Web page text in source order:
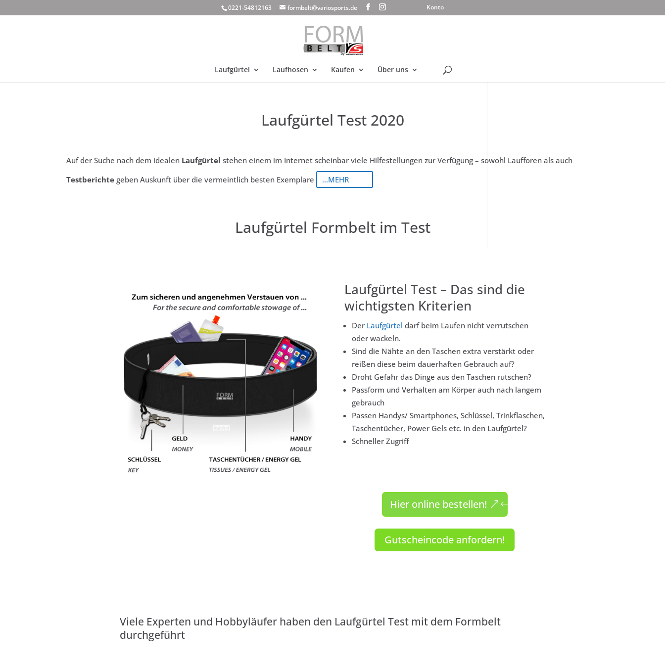
0221-54812163 formbelt@variosports.de Konto
Laufgürtel Laufhosen Kaufen Über uns
Laufgürtel Test 2020
Auf der Suche nach dem idealen Laufgürtel stehen einem im Internet scheinbar viele Hilfestellungen zur Verfügung – sowohl Laufforen als auch
Testberichte geben Auskunft über die vermeintlich besten Exemplare ...MEHR
Laufgürtel Formbelt im Test
Laufgürtel Test – Das sind die
wichtigsten Kriterien
Der Laufgürtel darf beim Laufen nicht verrutschen
oder wackeln.
Sind die Nähte an den Taschen extra verstärkt oder
reißen diese beim dauerhaften Gebrauch auf?
Droht Gefahr das Dinge aus den Taschen rutschen?
Passform und Verhalten am Körper auch nach langem
gebrauch
Passen Handys/ Smartphones, Schlüssel, Trinkflaschen,
Taschentücher, Power Gels etc. in den Laufgürtel?
Schneller Zugriff
Hier online bestellen!
Gutscheincode anfordern!
Viele Experten und Hobbyläufer haben den Laufgürtel Test mit dem Formbelt
durchgeführt